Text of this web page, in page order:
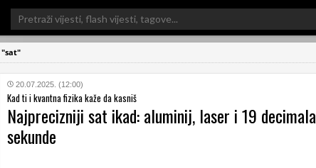
Search
for:
"sat"
20.07.2025. (12:00)
Kad ti i kvantna fizika kaže da kasniš
Najprecizniji sat ikad: aluminij, laser i 19 decimala
sekunde